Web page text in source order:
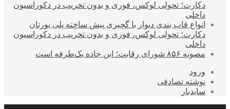
دکارت؛ تحولی لوکس، فوری و بدون تخریب در دکوراسیون
داخلی
انواع قاب بندی دیوار با گچبری پیش ساخته پلی یورتان
دکارت؛ تحولی لوکس، فوری و بدون تخریب در دکوراسیون
داخلی
مصوبه ۸۵۶ شورای رقابت؛ این جاده یک‌طرفه است
ورود
نوشته تصادفی
سایدبار